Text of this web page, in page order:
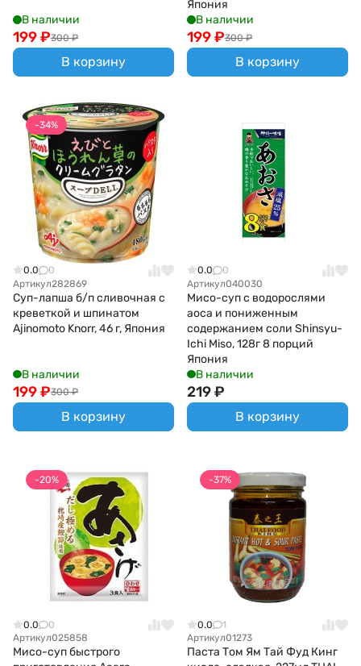
В наличии
300 ₽
199₽
В корзину
Япония
В наличии
300 ₽
199₽
В корзину
-34%
0.0
0
Артикул282869
Суп-лапша б/п сливочная с
креветкой и шпинатом
Ajinomoto Knorr, 46 г, Япония
В наличии
300 ₽
199₽
В корзину
0.0
0
Артикул040030
Мисо-суп с водорослями
аоса и пониженным
содержанием соли Shinsyu-
Ichi Miso, 128г 8 порций
Япония
В наличии
219₽
В корзину
-20%
0.0
0
Артикул025858
Мисо-суп быстрого
-37%
0.0
1
Артикул01273
Паста Том Ям Тай Фуд Кинг